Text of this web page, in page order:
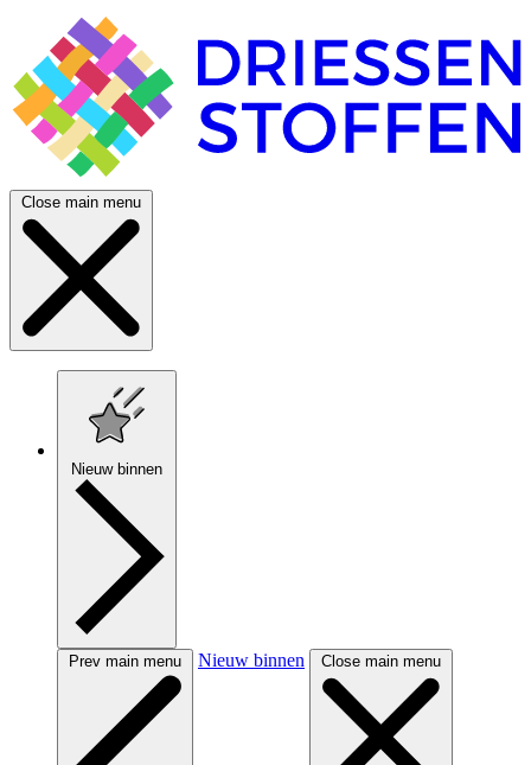
Close main menu
Nieuw binnen
Prev main menu Nieuw binnen Close main menu